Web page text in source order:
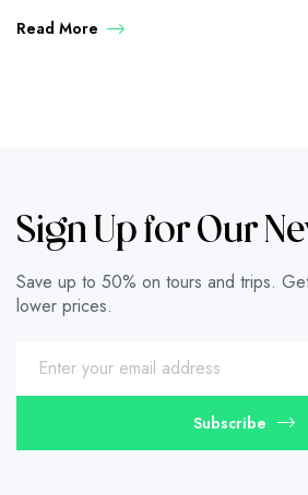
Read More
Sign Up for Our
Save up to 50% on tours and trips.
lower prices.
Subscribe